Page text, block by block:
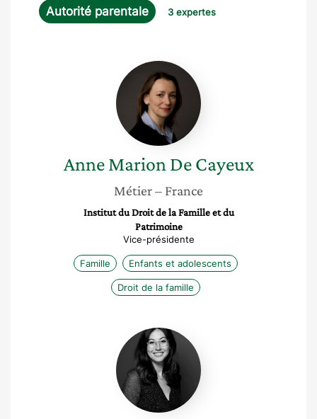
Autorité parentale 3 expertes
Anne
Marion
De
Cayeux
Anne Marion De Cayeux
Métier– France
Institut du Droit de la Famille et du
Patrimoine
Vice-présidente
Famille Enfants et adolescents
Droit de la famille
Julie
Leroux